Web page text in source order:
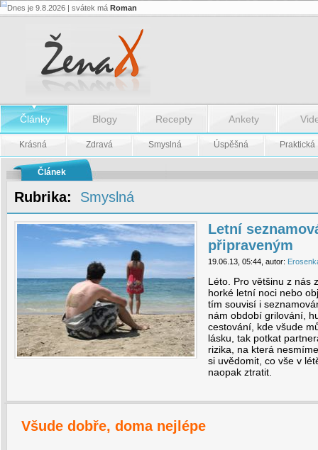
Letní
připraveným
připraveným
Dnes je 9.8.2026 | svátek má Roman
Články Blogy Recepty Ankety
Krásná Zdravá Smyslná Úspěšná Praktická
Článek
Rubrika: Smyslná
Letní
připraveným
19.06.13, 05:44, autor:
Léto. Pro většinu z nás
horké letní noci nebo
tím souvisí i
nám období grilování,
cestování, kde všude
lásku, tak potkat
rizika, na která
si uvědomit, co vše v
naopak ztratit.
Všude dobře, doma nejlépe